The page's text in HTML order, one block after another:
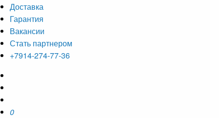
Доставка
Гарантия
Вакансии
Стать партнером
+7914-274-77-36
0